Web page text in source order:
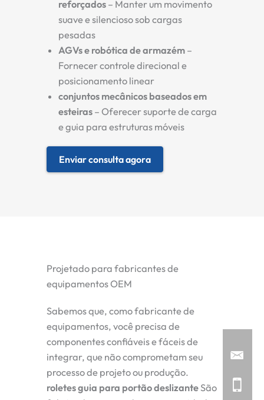
reforçados – Manter um movimento
suave e silencioso sob cargas
pesadas
AGVs e robótica de armazém –
Fornecer controle direcional e
posicionamento linear
conjuntos mecânicos baseados em
esteiras – Oferecer suporte de carga
e guia para estruturas móveis
Enviar consulta agora
Projetado para fabricantes de
equipamentos OEM
Sabemos que, como fabricante de
equipamentos, você precisa de
componentes confiáveis e fáceis de
integrar, que não comprometam seu
processo de projeto ou produção.
roletes guia para portão deslizanteSão